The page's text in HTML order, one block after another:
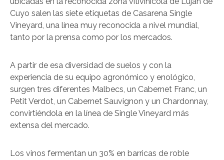
Cuyo salen las siete etiquetas de Casarena Single
Vineyard, una línea muy reconocida a nivel mundial,
tanto por la prensa como por los mercados.
A partir de esa diversidad de suelos y con la
experiencia de su equipo agronómico y enológico,
surgen tres diferentes Malbecs, un Cabernet Franc, un
Petit Verdot, un Cabernet Sauvignon y un Chardonnay,
convirtiéndola en la línea de Single Vineyard más
extensa del mercado.
Los vinos fermentan un 30% en barricas de roble